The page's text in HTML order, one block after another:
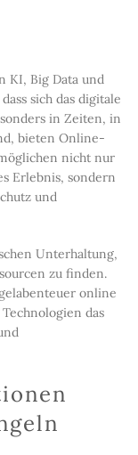
KI, Big Data und
sich das digitale
in Zeiten, in
bieten Online-
nicht nur
Erlebnis, sondern
und
Unterhaltung,
zu finden.
online
das